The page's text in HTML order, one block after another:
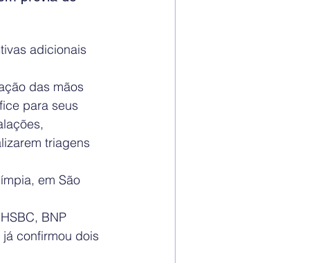
adicionais
das mãos
para seus
triagens
em São
BNP
confirmou dois